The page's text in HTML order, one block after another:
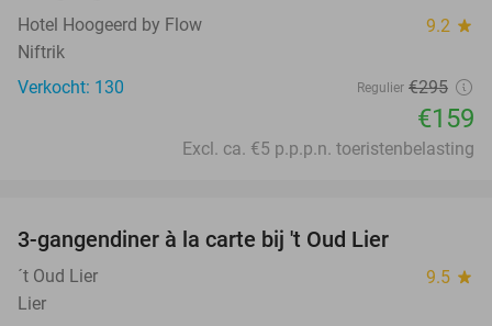
Hotel Hoogeerd by Flow 9.2 star
Niftrik
Verkocht: 130
Regulier €295
€159
Excl. ca. €5 p.p.p.n. toeristenbelasting
3-gangendiner à la carte bij 't Oud Lier
´t Oud Lier 9.5 star
Lier